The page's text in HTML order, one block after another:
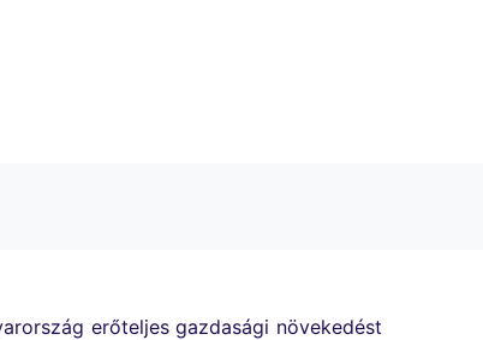
erőteljes gazdasági növekedést